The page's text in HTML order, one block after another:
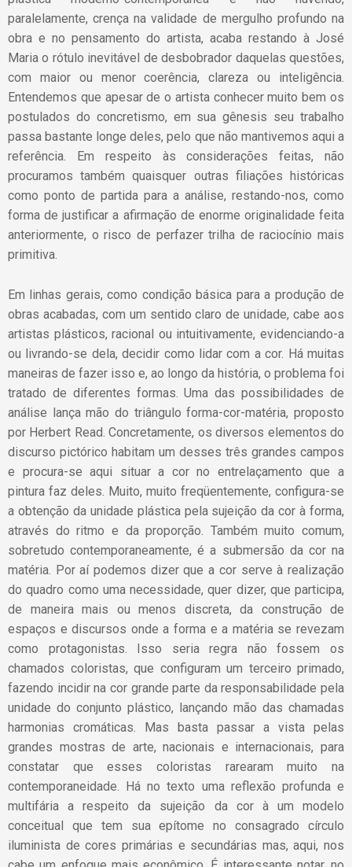
paralelamente, crença na validade de mergulho profundo na
obra e no pensamento do artista, acaba restando à José
Maria o rótulo inevitável de desbobrador daquelas questões,
com maior ou menor coerência, clareza ou inteligência.
Entendemos que apesar de o artista conhecer muito bem os
postulados do concretismo, em sua gênesis seu trabalho
passa bastante longe deles, pelo que não mantivemos aqui a
referência. Em respeito às considerações feitas, não
procuramos também quaisquer outras filiações históricas
como ponto de partida para a análise, restando-nos, como
forma de justificar a afirmação de enorme originalidade feita
anteriormente, o risco de perfazer trilha de raciocínio mais
primitiva.
Em linhas gerais, como condição básica para a produção de
obras acabadas, com um sentido claro de unidade, cabe aos
artistas plásticos, racional ou intuitivamente, evidenciando-a
ou livrando-se dela, decidir como lidar com a cor. Há muitas
maneiras de fazer isso e, ao longo da história, o problema foi
tratado de diferentes formas. Uma das possibilidades de
análise lança mão do triângulo forma-cor-matéria, proposto
por Herbert Read. Concretamente, os diversos elementos do
discurso pictórico habitam um desses três grandes campos
e procura-se aqui situar a cor no entrelaçamento que a
pintura faz deles. Muito, muito freqüentemente, configura-se
a obtenção da unidade plástica pela sujeição da cor à forma,
através do ritmo e da proporção. Também muito comum,
sobretudo contemporaneamente, é a submersão da cor na
matéria. Por aí podemos dizer que a cor serve à realização
do quadro como uma necessidade, quer dizer, que participa,
de maneira mais ou menos discreta, da construção de
espaços e discursos onde a forma e a matéria se revezam
como protagonistas. Isso seria regra não fossem os
chamados coloristas, que configuram um terceiro primado,
fazendo incidir na cor grande parte da responsabilidade pela
unidade do conjunto plástico, lançando mão das chamadas
harmonias cromáticas. Mas basta passar a vista pelas
grandes mostras de arte, nacionais e internacionais, para
constatar que esses coloristas rarearam muito na
contemporaneidade. Há no texto uma reflexão profunda e
multifária a respeito da sujeição da cor à um modelo
conceitual que tem sua epítome no consagrado círculo
iluminista de cores primárias e secundárias mas, aqui, nos